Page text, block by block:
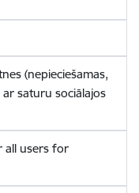
(nepieciešamas,
saturu sociālajos
all users for